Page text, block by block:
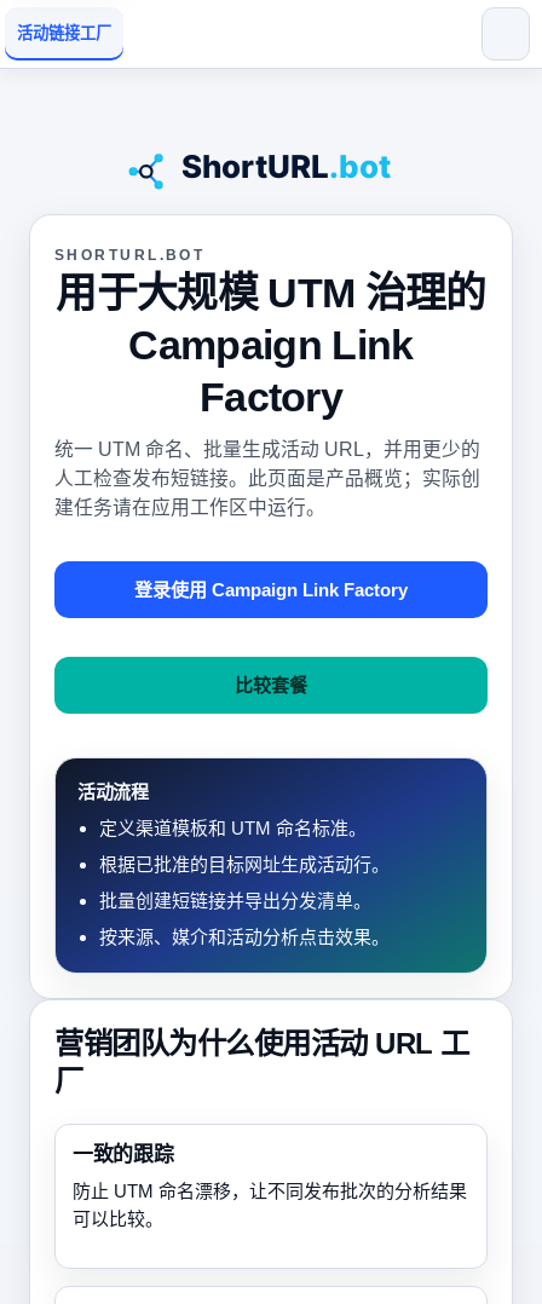
活动链接工厂
SHORTURL.BOT
用于大规模 UTM 治理的
Campaign Link
Factory
统一 UTM 命名、批量生成活动 URL，并用更少的
人工检查发布短链接。此页面是产品概览；实际创
建任务请在应用工作区中运行。
登录使用 Campaign Link Factory
比较套餐
活动流程
定义渠道模板和 UTM 命名标准。
根据已批准的目标网址生成活动行。
批量创建短链接并导出分发清单。
按来源、媒介和活动分析点击效果。
营销团队为什么使用活动 URL 工
厂
一致的跟踪
防止 UTM 命名漂移，让不同发布批次的分析结果
可以比较。